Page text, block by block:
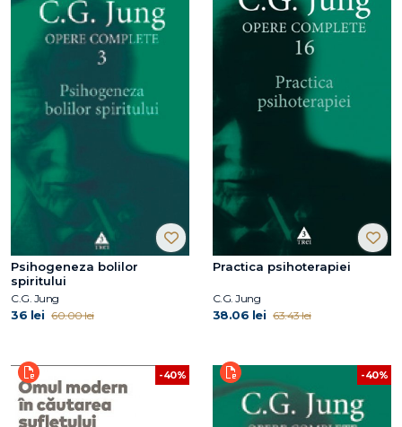
Psihogeneza bolilor
spiritului
C.G. Jung
36 lei 60.00 lei
Practica psihoterapiei
C.G. Jung
38.06 lei 63.43 lei
-40% -40%